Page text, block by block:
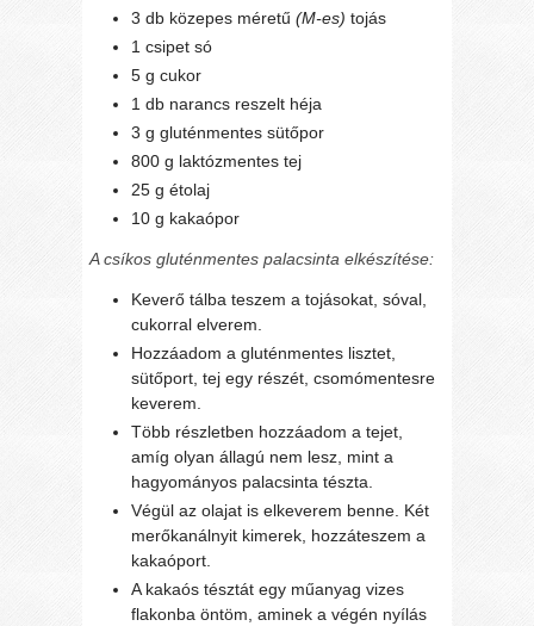
3 db közepes méretű(M-es) tojás
1 csipet só
5 g cukor
1 db narancs reszelt héja
3 g gluténmentes sütőpor
800 g laktózmentes tej
25 g étolaj
10 g kakaópor
A csíkos gluténmentes palacsinta elkészítése:
Keverő tálba teszem a tojásokat, sóval,
cukorral elverem.
Hozzáadom a gluténmentes lisztet,
sütőport, tej egy részét, csomómentesre
keverem.
Több részletben hozzáadom a tejet,
amíg olyan állagú nem lesz, mint a
hagyományos palacsinta tészta.
Végül az olajat is elkeverem benne. Két
merőkanálnyit kimerek, hozzáteszem a
kakaóport.
A kakaós tésztát egy műanyag vizes
flakonba öntöm, aminek a végén nyílás